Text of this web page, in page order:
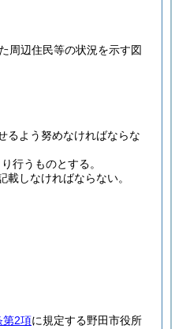
周辺住民等の状況を示す図
るよう努めなければならな
行うものとする。
しなければならない。
第2項に規定する野田市役所